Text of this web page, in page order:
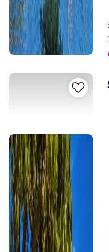
Zur